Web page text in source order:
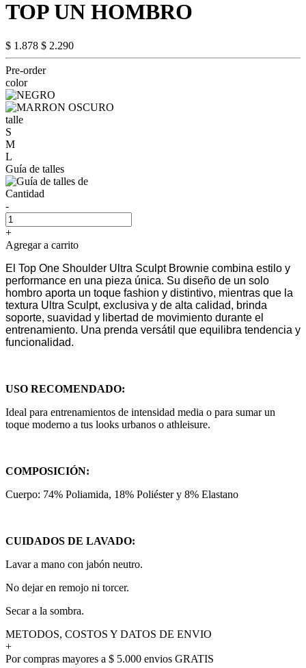
TOP UN HOMBRO
$ 1.878 $ 2.290
Pre-order
color
talle
S
M
L
Guía de talles
Cantidad
-
+
Agregar a carrito
El Top One Shoulder Ultra Sculpt Brownie combina estilo y
performance en una pieza única. Su diseño de un solo
hombro aporta un toque fashion y distintivo, mientras que la
textura Ultra Sculpt, exclusiva y de alta calidad, brinda
soporte, suavidad y libertad de movimiento durante el
entrenamiento. Una prenda versátil que equilibra tendencia y
funcionalidad.
USO RECOMENDADO:
Ideal para entrenamientos de intensidad media o para sumar un
toque moderno a tus looks urbanos o athleisure.
COMPOSICIÓN:
Cuerpo: 74% Poliamida, 18% Poliéster y 8% Elastano
CUIDADOS DE LAVADO:
Lavar a mano con jabón neutro.
No dejar en remojo ni torcer.
Secar a la sombra.
METODOS, COSTOS Y DATOS DE ENVIO
+
Por compras mayores a $ 5.000 envios GRATIS